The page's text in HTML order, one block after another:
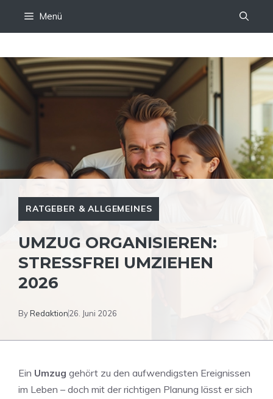
Menü
RATGEBER & ALLGEMEINES
UMZUG ORGANISIEREN:
STRESSFREI UMZIEHEN
2026
ByRedaktion26. Juni 2026
Ein Umzug gehört zu den aufwendigsten Ereignissen
im Leben – doch mit der richtigen Planung lässt er sich